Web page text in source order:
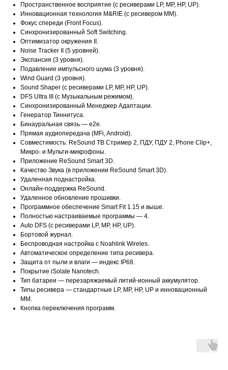
Пространственное восприятие (с ресиверами LP, MP, HP, UP).
Инновационная технология M&RIE (с ресивером ММ).
Фокус спереди (Front Focus).
Синхронизированный Soft Switching.
Оптимизатор окружения II.
Noise Tracker II (5 уровней).
Экспансия (3 уровня).
Подавление импульсного шума (3 уровня).
Wind Guard (3 уровня).
Sound Shaper (с ресиверами LP, MP, HP, UP).
DFS Ultra III (с Музыкальным режимом).
Синхронизированный Менеджер Адаптации.
Генератор Тиннитуса.
Бинауральная связь — е2е.
Прямая аудиопередача (MFi, Android).
Совместимость: ReSound ТВ Стример 2, ПДУ, ПДУ 2, Phone Clip+,
Микро- и Мульти-микрофоны.
Приложение ReSound Smart 3D.
Качество Звука (в приложении ReSound Smart 3D).
Удаленная поднастройка.
Онлайн-поддержка ReSound.
Удаленное обновление прошивки.
Программное обеспечение Smart Fit 1.15 и выше.
Полностью настраиваемые программы — 4.
Auto DFS (с ресиверами LP, MP, HP, UP).
Бортовой журнал.
Беспроводная настройка с Noahlink Wireles.
Автоматическое определение типа ресивера.
Защита от пыли и влаги — индекс IP68.
Покрытие iSolate Nanotech.
Тип батареи — перезаряжаемый литий-ионный аккумулятор.
Типы ресивера — стандартные LP, MP, HP, UP и инновационный
ММ.
Кнопка переключения программ.